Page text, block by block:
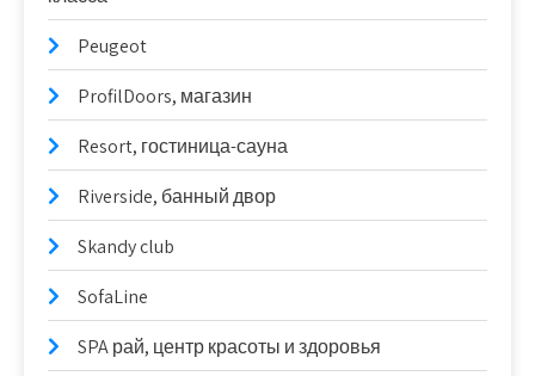
Peugeot
ProfilDoors, магазин
Resort, гостиница-сауна
Riverside, банный двор
Skandy club
SofaLine
SPA рай, центр красоты и здоровья